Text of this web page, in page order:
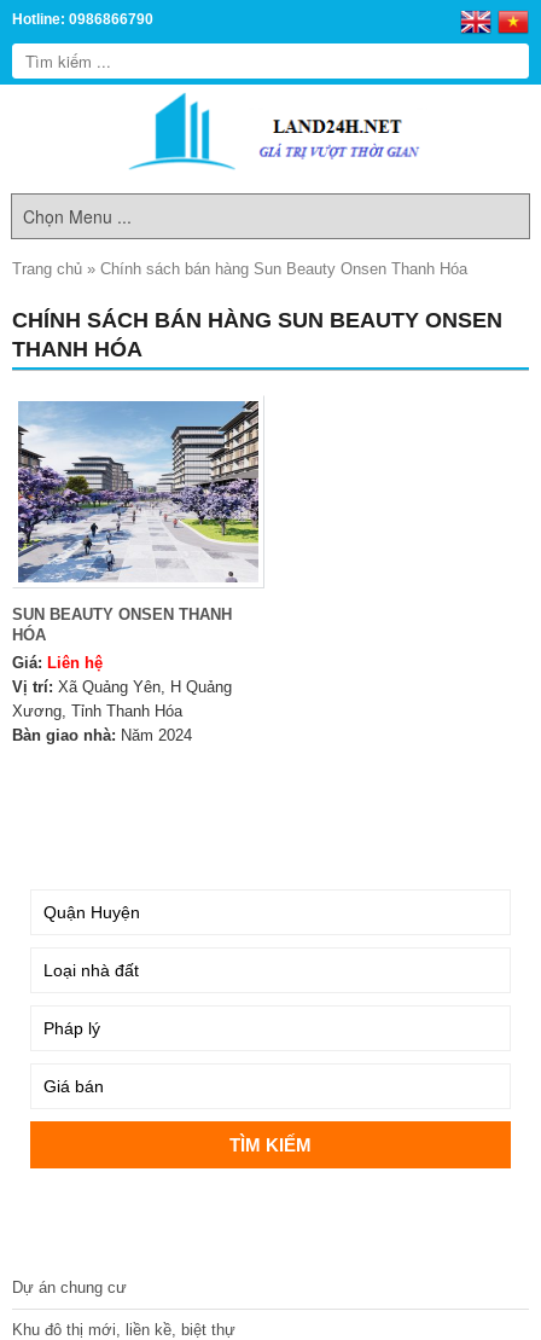
Hotline: 0986866790
Trang chủ » Chính sách bán hàng Sun Beauty Onsen Thanh Hóa
CHÍNH SÁCH BÁN HÀNG SUN BEAUTY ONSEN
THANH HÓA
SUN BEAUTY ONSEN THANH
HÓA
Giá: Liên hệ
Vị trí: Xã Quảng Yên, H Quảng
Xương, Tỉnh Thanh Hóa
Bàn giao nhà: Năm 2024
Dự án chung cư
Khu đô thị mới, liền kề, biệt thự